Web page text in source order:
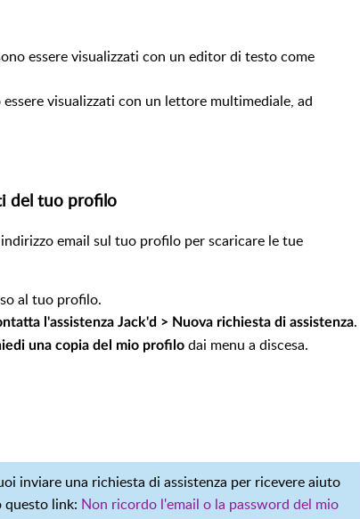
essere visualizzati con un editor di testo come
visualizzati con un lettore multimediale, ad
del tuo profilo
email sul tuo profilo per scaricare le tue
al tuo profilo.
l'assistenza Jack'd > Nuova richiesta di assistenza.
una copia del mio profilo dai menu a discesa.
inviare una richiesta di assistenza per ricevere aiuto
questo link: Non ricordo l'email o la password del mio